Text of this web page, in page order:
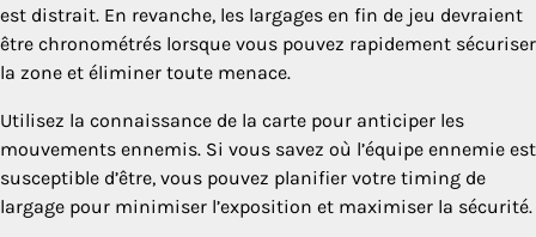
est distrait. En revanche, les largages en fin de jeu devraient
être chronométrés lorsque vous pouvez rapidement sécuriser
la zone et éliminer toute menace.
Utilisez la connaissance de la carte pour anticiper les
mouvements ennemis. Si vous savez où l’équipe ennemie est
susceptible d’être, vous pouvez planifier votre timing de
largage pour minimiser l’exposition et maximiser la sécurité.